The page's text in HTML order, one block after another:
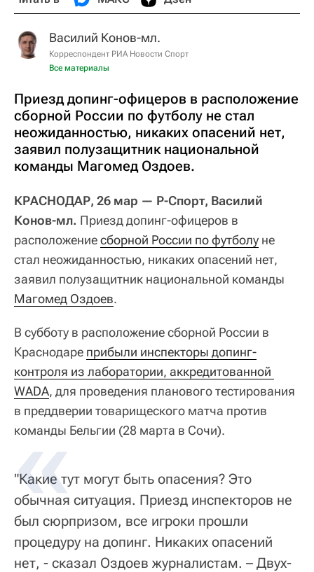
Василий Конов-мл.
Корреспондент РИА Новости Спорт
Все материалы
Приезд допинг-офицеров в расположение
сборной России по футболу не стал
неожиданностью, никаких опасений нет,
заявил полузащитник национальной
команды Магомед Оздоев.
КРАСНОДАР, 26 мар — Р-Спорт, Василий
Конов-мл. Приезд допинг-офицеров в
расположениесборной России по футболу не
стал неожиданностью, никаких опасений нет,
заявил полузащитник национальной команды
Магомед Оздоев.
В субботу в расположение сборной России в
Краснодаре прибыли инспекторы допинг-
контроля из лаборатории, аккредитованной
WADA, для проведения планового тестирования
в преддверии товарищеского матча против
команды Бельгии (28 марта в Сочи).
"Какие тут могут быть опасения? Это
обычная ситуация. Приезд инспекторов не
был сюрпризом, все игроки прошли
процедуру на допинг. Никаких опасений
нет, - сказал Оздоев журналистам. – Двух-